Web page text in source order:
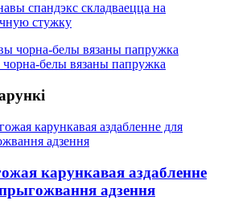
спандэкс складваецца на
стужку
чорна-белы вязаны папружка
карункавая аздабленне
адзення